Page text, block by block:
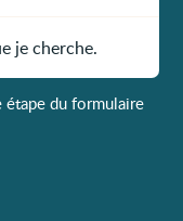
je cherche.
étape du formulaire